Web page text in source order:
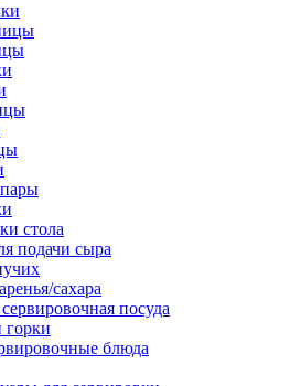
стола
подачи сыра
сахара
посуда
блюда